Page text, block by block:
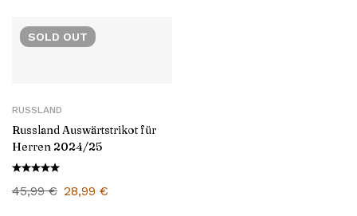
SOLD OUT
RUSSLAND
Russland Auswärtstrikot für
Herren 2024/25
45,99€ 28,99 €